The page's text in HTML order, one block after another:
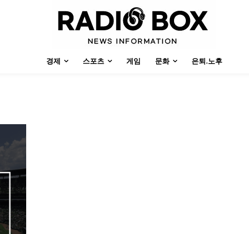
경제 스포츠 게임 문화 은퇴.노후